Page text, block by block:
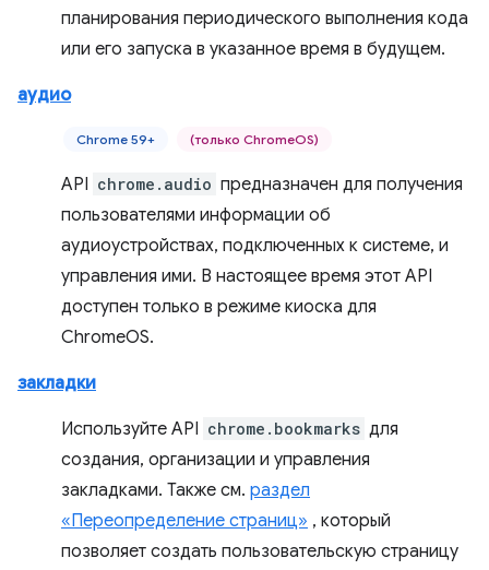
планирования периодического выполнения кода
или его запуска в указанное время в будущем.
аудио
Chrome 59+ (только ChromeOS)
API chrome.audio предназначен для получения
пользователями информации об
аудиоустройствах, подключенных к системе, и
управления ими. В настоящее время этот API
доступен только в режиме киоска для
ChromeOS.
закладки
Используйте API chrome.bookmarks для
создания, организации и управления
закладками. Также см. раздел
«Переопределение страниц» , который
позволяет создать пользовательскую страницу